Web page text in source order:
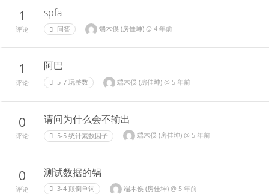
1
评论
spfa
问答 端木俁 (房佳坤) @ 4 年前
1
评论
阿巴
5-7 玩整数 端木俁 (房佳坤) @ 5 年前
0
评论
请问为什么会不输出
5-5 统计素数因子 端木俁 (房佳坤) @ 5 年前
0
评论
测试数据的锅
3-4 颠倒单词 端木俁 (房佳坤) @ 5 年前